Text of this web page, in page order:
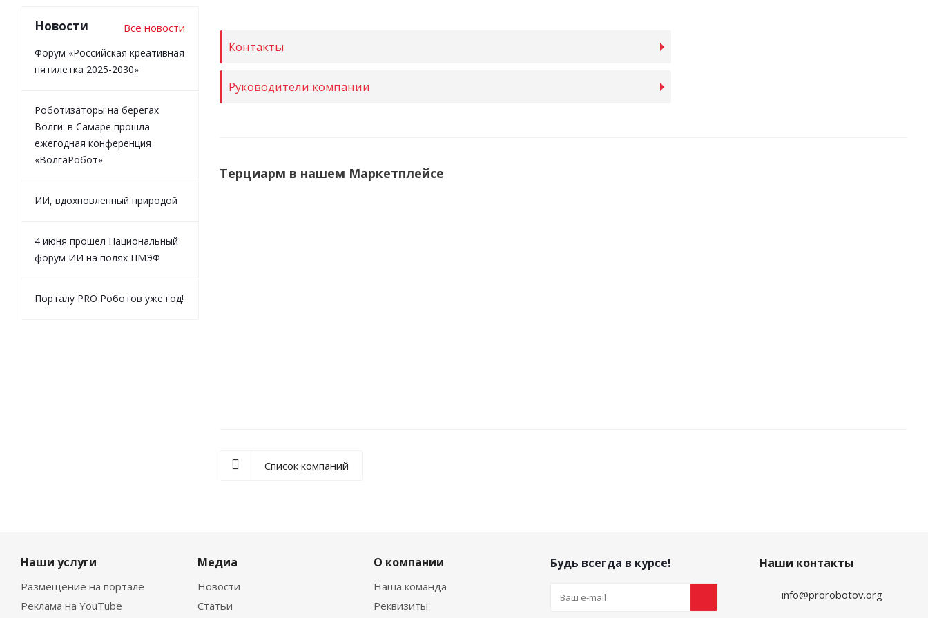
Контакты
Руководители компании
Терциарм в нашем Маркетплейсе
Список компаний
Новости Все новости
Форум «Российская креативная
пятилетка 2025-2030»
Роботизаторы на берегах
Волги: в Самаре прошла
ежегодная конференция
«ВолгаРобот»
ИИ, вдохновленный природой
4 июня прошел Национальный
форум ИИ на полях ПМЭФ
Порталу PRO Роботов уже год!
Наши услуги
Размещение на портале
Реклама на YouTube
Медиа
Новости
Статьи
О компании
Наша команда
Реквизиты
Будь всегда в курсе! Наши контакты
info@prorobotov.org